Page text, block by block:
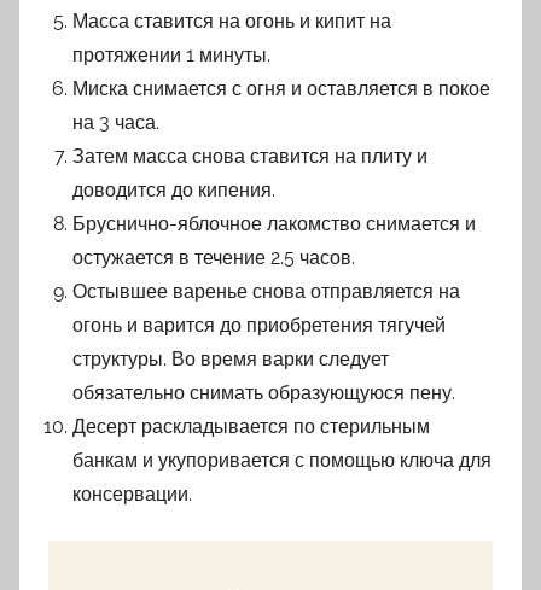
Масса ставится на огонь и кипит на
протяжении 1 минуты.
Миска снимается с огня и оставляется в покое
на 3 часа.
Затем масса снова ставится на плиту и
доводится до кипения.
Бруснично-яблочное лакомство снимается и
остужается в течение 2.5 часов.
Остывшее варенье снова отправляется на
огонь и варится до приобретения тягучей
структуры. Во время варки следует
обязательно снимать образующуюся пену.
Десерт раскладывается по стерильным
банкам и укупоривается с помощью ключа для
консервации.